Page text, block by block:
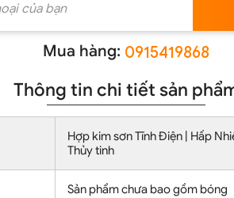
Mua hàng: 0915419868
Thông tin chi tiết sản
Hợp kim sơn Tĩnh Điện | Hấp
Thủy tinh
Sản phẩm chưa bao gồm bóng